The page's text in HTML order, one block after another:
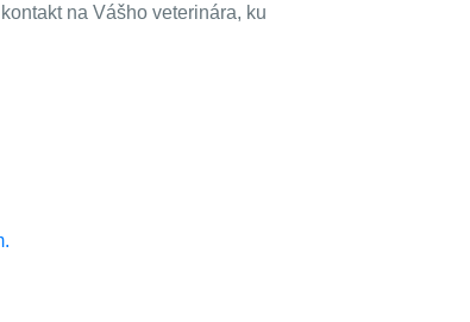
na Vášho veterinára, ku